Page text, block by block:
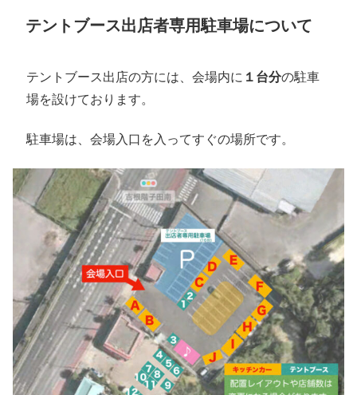
テントブース出店者専用駐車場について
テントブース出店の方には、会場内に １台分の駐車
場を設けております。
駐車場は、会場入口を入ってすぐの場所です。